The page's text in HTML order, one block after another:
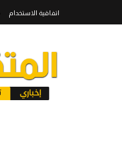
اتفاقية الاستخدام